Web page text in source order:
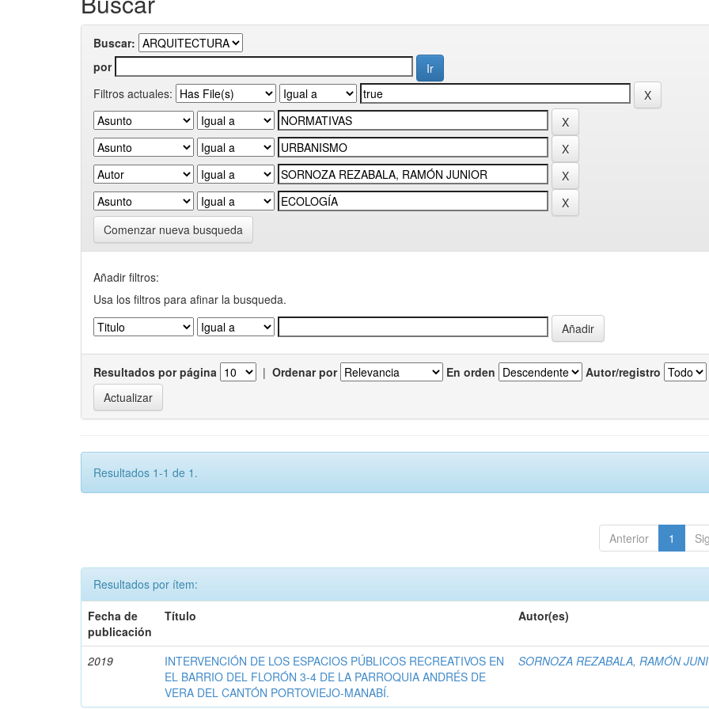
Buscar:
por
Filtros actuales:
Comenzar nueva busqueda
Añadir filtros:
Usa los filtros para afinar la busqueda.
Resultados por página | Ordenar por En orden Autor/registro
Resultados 1-1 de 1.
Anterior 1
Resultados por ítem:
Fecha de
publicación
Título Autor(es)
2019
INTERVENCIÓN DE LOS ESPACIOS PÚBLICOS RECREATIVOS EN
EL BARRIO DEL FLORÓN 3-4 DE LA PARROQUIA ANDRÉS DE
VERA DEL CANTÓN PORTOVIEJO-MANABÍ.
SORNOZA REZABALA, RAMÓN